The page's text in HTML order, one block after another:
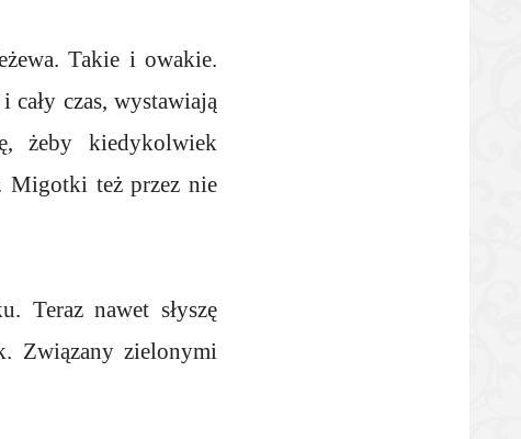
Takie i owakie.
czas, wystawiają
żeby kiedykolwiek
Migotki też przez nie
Teraz nawet słyszę
Związany zielonymi